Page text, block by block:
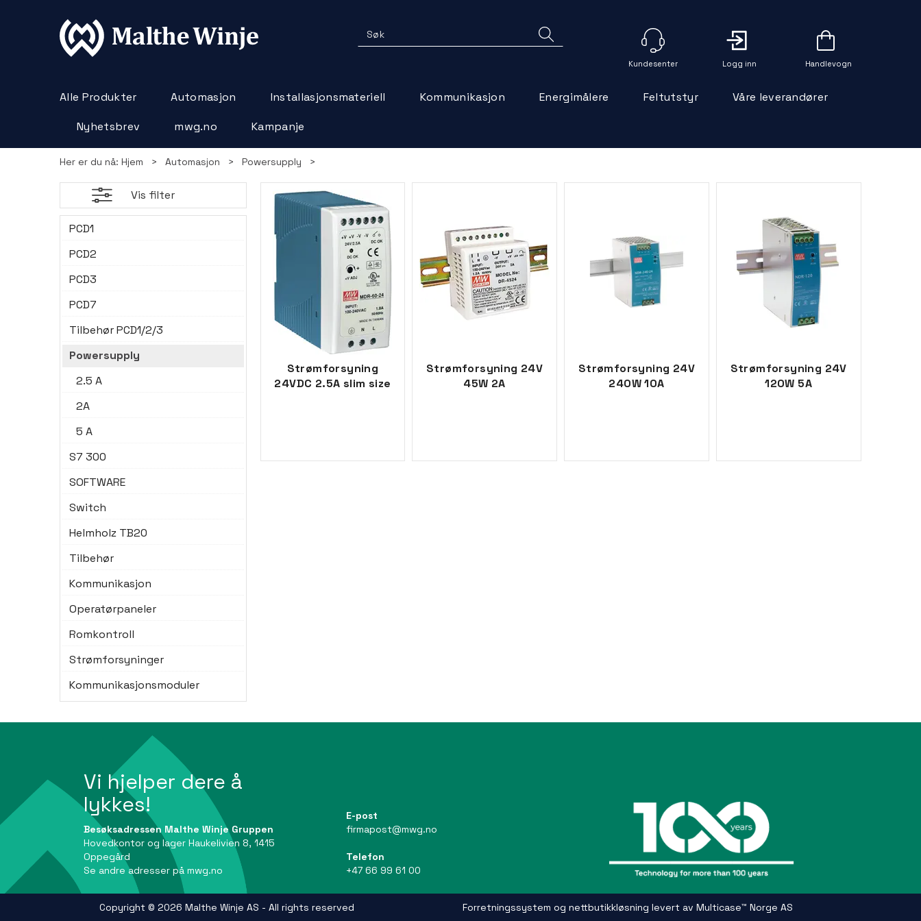
Logg inn Handlevogn
Alle Produkter Automasjon Installasjonsmateriell Kommunikasjon Energimålere Feltutstyr Våre leverandører
Nyhetsbrev mwg.no Kampanje
Her er du nå: Hjem > Automasjon > Powersupply >
Vis filter
PCD1
PCD2
PCD3
PCD7
Tilbehør PCD1/2/3
Powersupply
2.5 A
2A
5 A
S7 300
SOFTWARE
Switch
Helmholz TB20
Tilbehør
Kommunikasjon
Operatørpaneler
Romkontroll
Strømforsyninger
Kommunikasjonsmoduler
Strømforsyning
24VDC 2.5A slim size
Strømforsyning 24V
45W 2A
Strømforsyning 24V
240W 10A
Strømforsyning 24V
120W 5A
Vi hjelper dere å
lykkes!
Besøksadressen Malthe Winje Gruppen
Hovedkontor og lager Haukelivien 8, 1415
Oppegård
Se andre adresser på mwg.no
E-post
firmapost@mwg.no
Telefon
+47 66 99 61 00
Copyright © 2026 Malthe Winje AS - All rights reserved Forretningssystem og nettbutikkløsning levert av Multicase™ Norge AS